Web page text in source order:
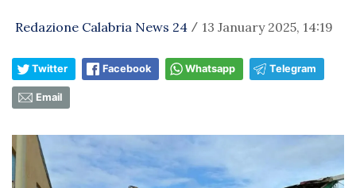
Redazione Calabria News 24 / 13 January 2025, 14:19
Twitter Facebook Whatsapp Telegram
Email